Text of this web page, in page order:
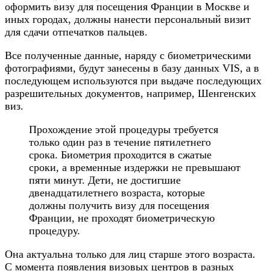
оформить визу для посещения Франции в Москве и
иных городах, должны нанести персональный визит
для сдачи отпечатков пальцев.
Все полученные данные, наряду с биометрическими
фотографиями, будут занесены в базу данных VIS, а в
последующем используются при выдаче последующих
разрешительных документов, например, Шенгенских
виз.
Прохождение этой процедуры требуется
только один раз в течение пятилетнего
срока. Биометрия проходится в сжатые
сроки, а временные издержки не превышают
пяти минут. Дети, не достигшие
двенадцатилетнего возраста, которые
должны получить визу для посещения
Франции, не проходят биометрическую
процедуру.
Она актуальна только для лиц старше этого возраста.
С момента появления визовых центров в разных